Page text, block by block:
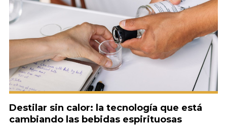
Destilar sin calor: la tecnología que está
cambiando las bebidas espirituosas